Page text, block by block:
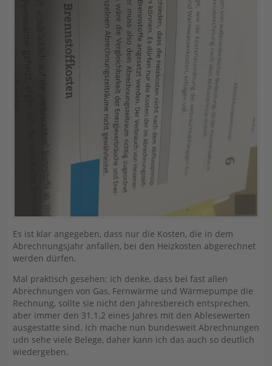
Es ist klar angegeben, dass nur die Kosten, die in dem
Abrechnungsjahr anfallen, bei den Heizkosten abgerechnet
werden dürfen.
Mal praktisch gesehen: ich denke, dass bei fast allen
Abrechnungen von Gas, Fernwärme und Wärmepumpe die
Rechnung, sollte sie nicht den Jahresbereich entsprechen,
aber immer den 31.1.2 eines Jahres mit den Ablesewerten
ausgestatte sind. Ich mache nun bundesweit Abrechnungen
udn sehe viele Belege, daher kann ich das auch so deutlich
wiedergeben.